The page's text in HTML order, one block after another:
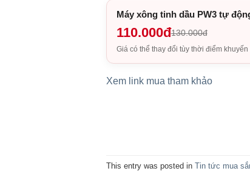
Máy xông tinh dầu PW3 tự
110.000đ130.000đ
Giá có thể thay đổi tùy thời điểm khuyến
Xem link mua tham khảo
This entry was posted in Tin tức mua